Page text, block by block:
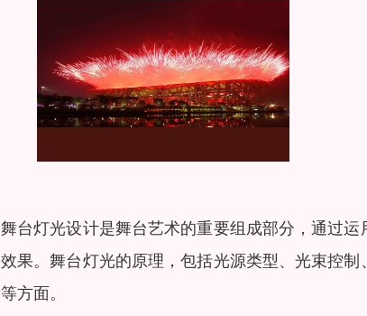
舞台灯光设计是舞台艺术的重要组成部分，通过
效果。舞台灯光的原理，包括光源类型、光束控
等方面。